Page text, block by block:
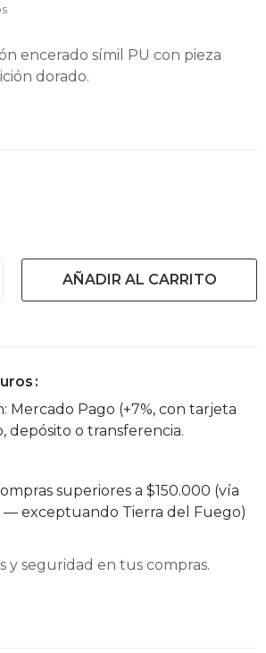
encerado símil PU con pieza
dorado.
AÑADIR AL CARRITO
Mercado Pago (+7%, con tarjeta
depósito o transferencia.
superiores a $150.000 (vía
exceptuando Tierra del Fuego)
y seguridad en tus compras.